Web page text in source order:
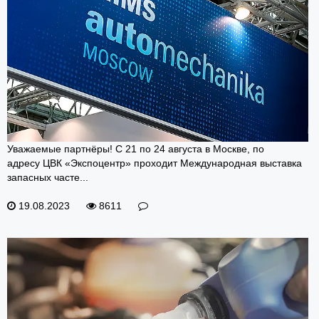
Уважаемые партнёры! С 21 по 24 августа в Москве, по
адресу ЦВК «Экспоцентр» проходит Международная выставка
запасных часте...
19.08.2023 8611